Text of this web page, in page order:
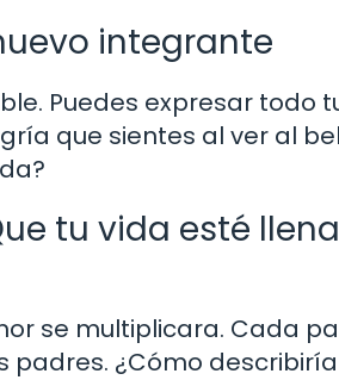
integrante
Puedes expresar todo
que sientes al ver al
tu vida esté
se multiplicara. Cada
padres. ¿Cómo